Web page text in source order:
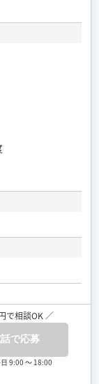
で相談OK ／
で応募
9:00 ～ 18:00